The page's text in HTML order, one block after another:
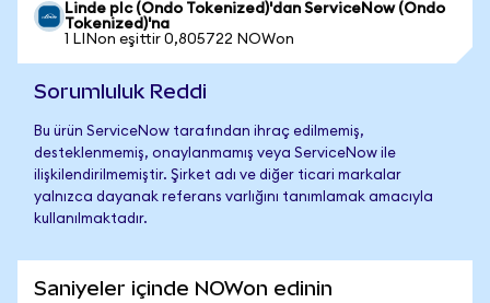
Linde plc (Ondo Tokenized)'dan ServiceNow (Ondo
Tokenized)'na
1 LINon eşittir 0,805722 NOWon
Sorumluluk Reddi
Bu ürün ServiceNow tarafından ihraç edilmemiş,
desteklenmemiş, onaylanmamış veya ServiceNow ile
ilişkilendirilmemiştir. Şirket adı ve diğer ticari markalar
yalnızca dayanak referans varlığını tanımlamak amacıyla
kullanılmaktadır.
Saniyeler içinde NOWon edinin